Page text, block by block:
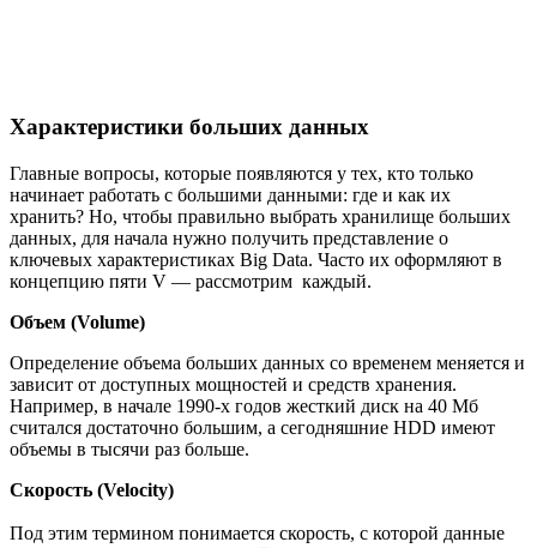
Характеристики больших данных
Главные вопросы, которые появляются у тех, кто только
начинает работать с большими данными: где и как их
хранить? Но, чтобы правильно выбрать хранилище больших
данных, для начала нужно получить представление о
ключевых характеристиках Big Data. Часто их оформляют в
концепцию пяти V — рассмотрим каждый.
Объем (Volume)
Определение объема больших данных со временем меняется и
зависит от доступных мощностей и средств хранения.
Например, в начале 1990-х годов жесткий диск на 40 Мб
считался достаточно большим, а сегодняшние HDD имеют
объемы в тысячи раз больше.
Скорость (Velocity)
Под этим термином понимается скорость, с которой данные